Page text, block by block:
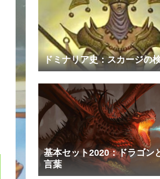
ドミナリア史：スカージの
基本セット2020：ドラゴン
言葉